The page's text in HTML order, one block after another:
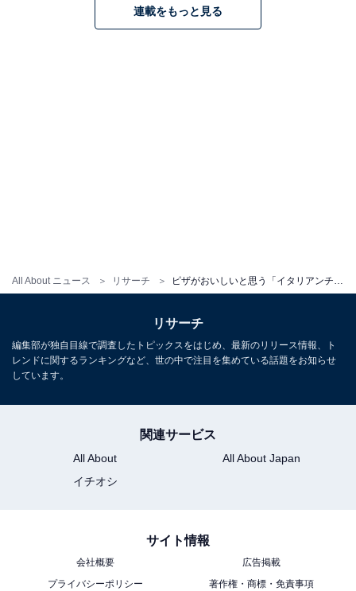
All About ニュース リサーチ
第1位：サイゼリヤ
回答者からは、「手頃な値段で焼き立てのピザが食べら
を使用したシンプルなマルゲリータが美味しいです（56
歳女性／神奈川県）」「安定感のあるおいしさ、満足感
（20歳男性／福井県）」などの意見が寄せられました。
＞9位までの全ランキング結果を見る
連載をもっと見る
リサーチ
編集部が独自目線で調査したトピックスをはじめ、最新のリリース情報、ト
レンドに関するランキングなど、世の中で注目を集めている話題をお知らせ
しています。
関連サービス
All About
All About Japan
イチオシ
サイト情報
会社概要
広告掲載
プライバシーポリシー
著作権・商標・免責事項